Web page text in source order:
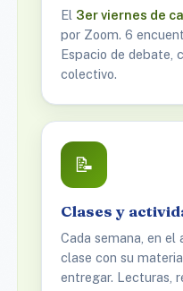
El 3er viernes de
por Zoom. 6
Espacio de debate,
colectivo.
📝
Clases y
Cada semana, en el
clase con su
entregar. Lecturas,